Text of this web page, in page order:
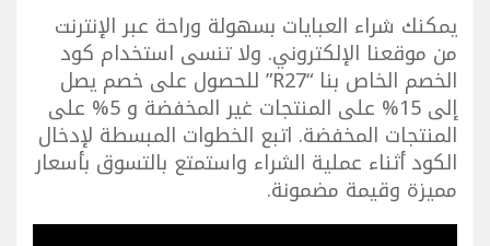
يمكنك شراء العبايات بسهولة وراحة عبر الإنترنت
من موقعنا الإلكتروني. ولا تنسى استخدام كود
الخصم الخاص بنا “R27” للحصول على خصم يصل
إلى 15% على المنتجات غير المخفضة و 5% على
المنتجات المخفضة. اتبع الخطوات المبسطة لإدخال
الكود أثناء عملية الشراء واستمتع بالتسوق بأسعار
مميزة وقيمة مضمونة.